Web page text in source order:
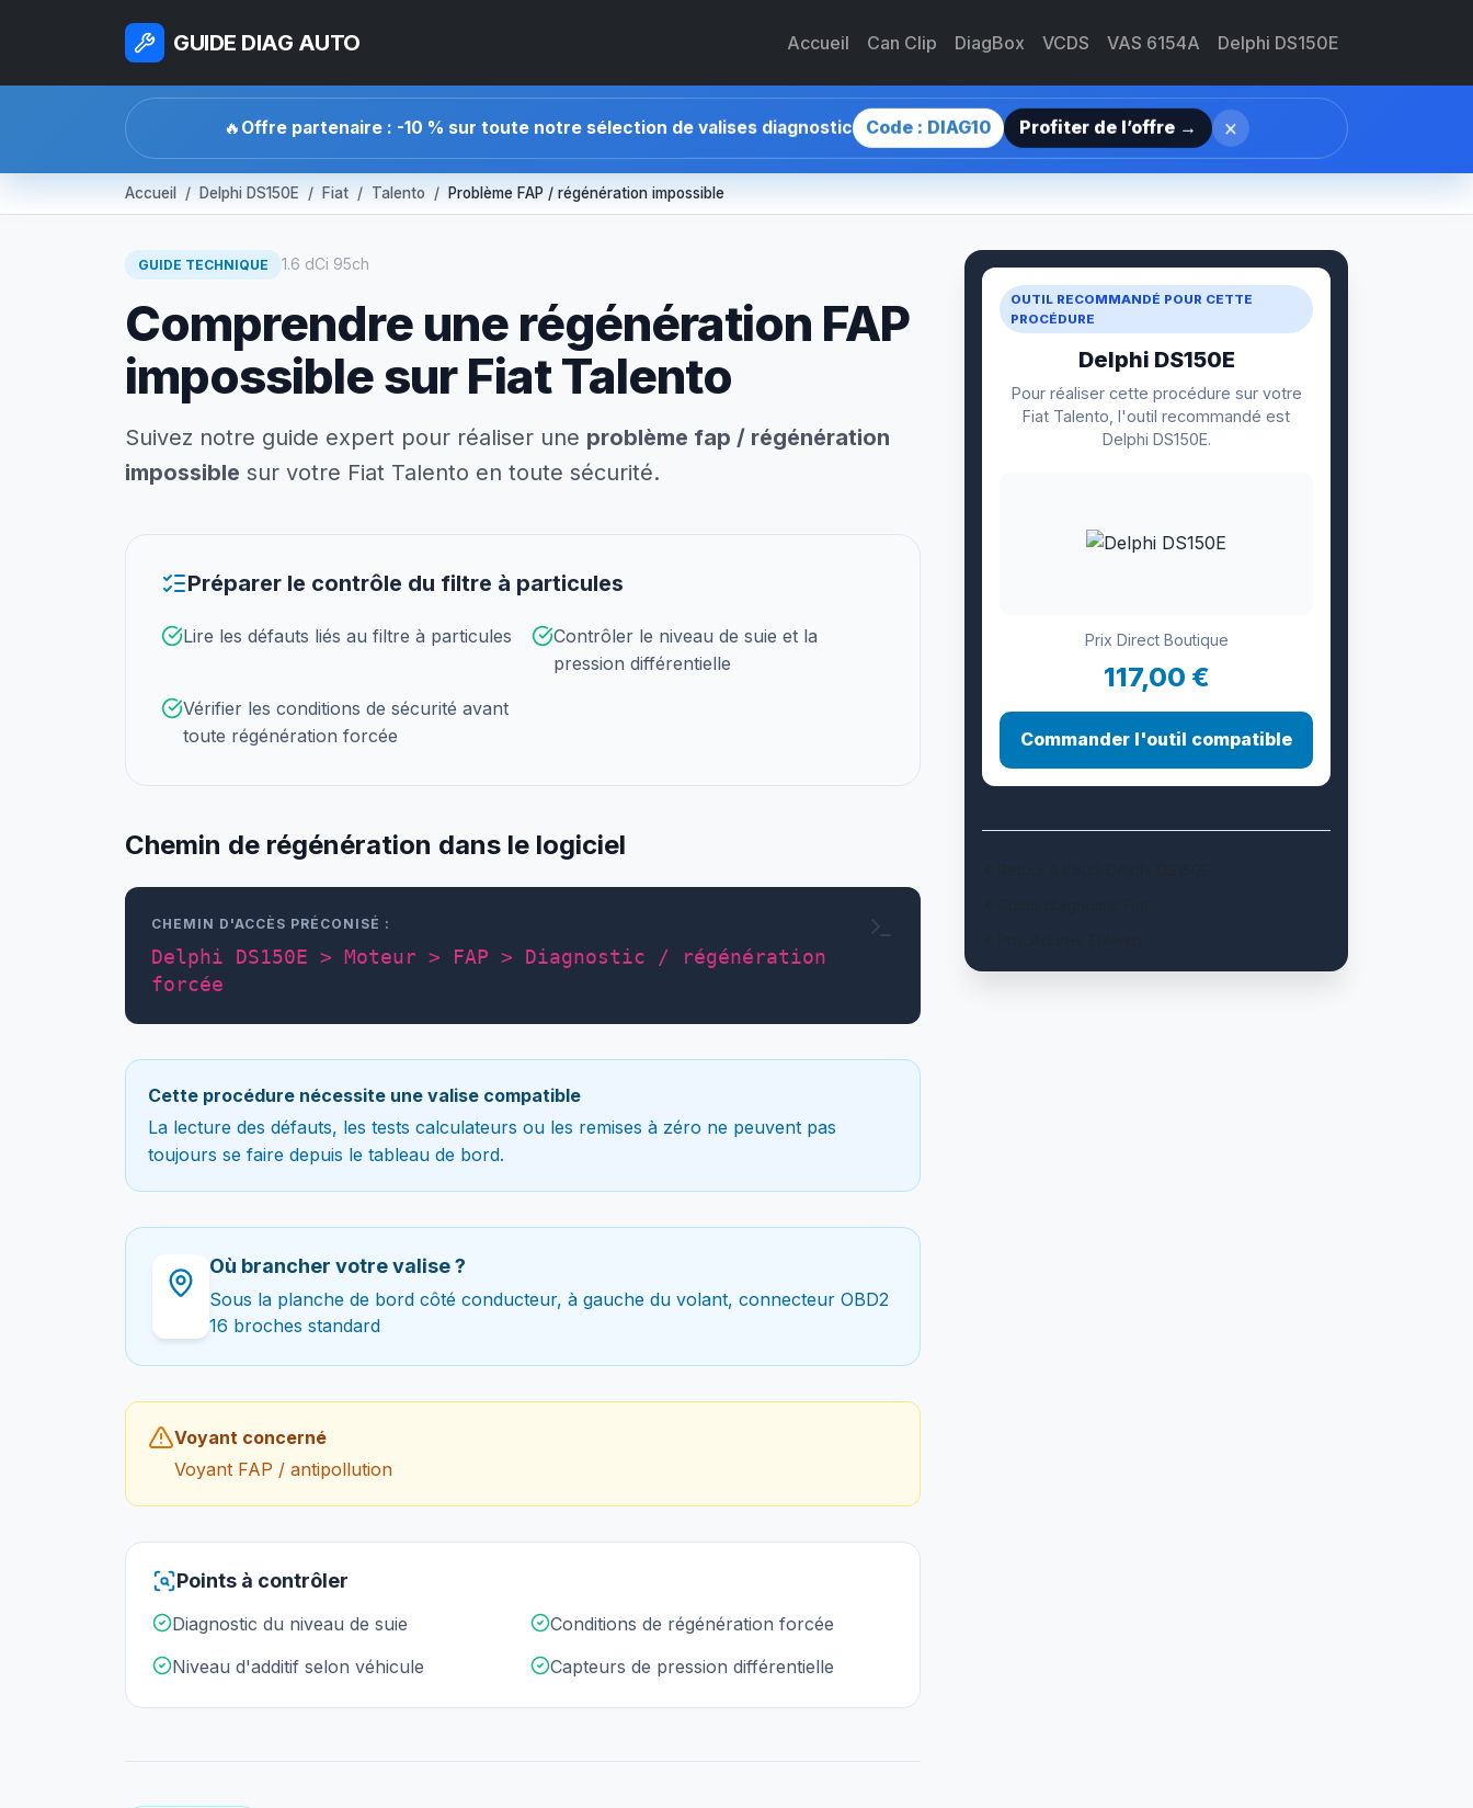
GUIDE DIAG AUTO Accueil Can Clip DiagBox VCDS VAS 6154A Delphi DS150E
🔥 Offre partenaire : -10 % sur toute notre sélection de valises diagnostic Code : DIAG10 Profiter de l’offre → ×
Accueil Delphi DS150E Fiat Talento Problème FAP / régénération impossible
GUIDE TECHNIQUE 1.6 dCi 95ch
Comprendre une régénération FAP
impossible sur Fiat Talento
Suivez notre guide expert pour réaliser une problème fap / régénération
impossible sur votre Fiat Talento en toute sécurité.
Préparer le contrôle du filtre à particules
Lire les défauts liés au filtre à particules
Contrôler le niveau de suie et la
pression différentielle
Vérifier les conditions de sécurité avant
toute régénération forcée
Chemin de régénération dans le logiciel
CHEMIN D'ACCÈS PRÉCONISÉ :
Delphi DS150E > Moteur > FAP > Diagnostic / régénération
forcée
Cette procédure nécessite une valise compatible
La lecture des défauts, les tests calculateurs ou les remises à zéro ne peuvent pas
toujours se faire depuis le tableau de bord.
Où brancher votre valise ?
Sous la planche de bord côté conducteur, à gauche du volant, connecteur OBD2
16 broches standard
Voyant concerné
Voyant FAP / antipollution
Points à contrôler
Diagnostic du niveau de suie
Conditions de régénération forcée
Niveau d'additif selon véhicule
Capteurs de pression différentielle
OUTIL RECOMMANDÉ POUR CETTE
PROCÉDURE
Delphi DS150E
Pour réaliser cette procédure sur votre
Fiat Talento, l'outil recommandé est
Delphi DS150E.
Prix Direct Boutique
117,00 €
Commander l'outil compatible